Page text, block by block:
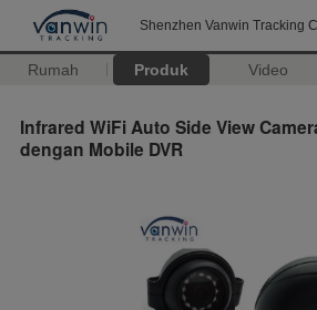
Shenzhen Vanwin Tracking
Rumah Produk Video
Infrared WiFi Auto Side View
dengan Mobile DVR